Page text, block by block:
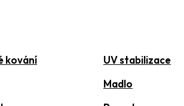
kování UV stabilizace
Madlo